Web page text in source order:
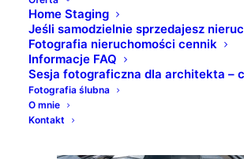
Home Staging
Jeśli samodzielnie sprzedajesz
Fotografia nieruchomości cennik
Informacje FAQ
Sesja fotograficzna dla architekta –
Fotografia ślubna
O mnie
Kontakt